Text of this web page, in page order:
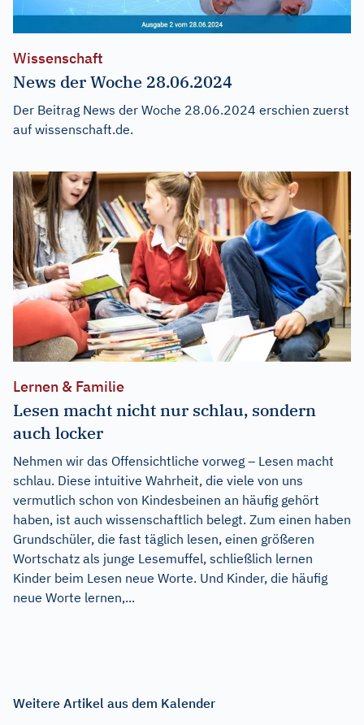
Wissenschaft
News der Woche 28.06.2024
Der Beitrag News der Woche 28.06.2024 erschien zuerst
auf wissenschaft.de.
Lernen & Familie
Lesen macht nicht nur schlau, sondern
auch locker
Nehmen wir das Offensichtliche vorweg – Lesen macht
schlau. Diese intuitive Wahrheit, die viele von uns
vermutlich schon von Kindesbeinen an häufig gehört
haben, ist auch wissenschaftlich belegt. Zum einen haben
Grundschüler, die fast täglich lesen, einen größeren
Wortschatz als junge Lesemuffel, schließlich lernen
Kinder beim Lesen neue Worte. Und Kinder, die häufig
neue Worte lernen,...
Weitere Artikel aus dem Kalender